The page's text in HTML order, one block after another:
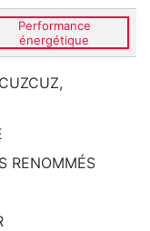
Performance
énergétique
RENOMMÉS